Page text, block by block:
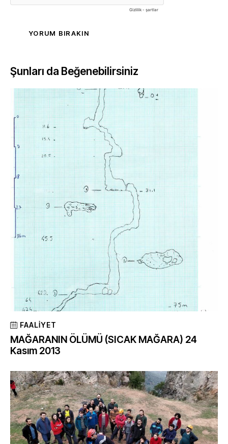
Şunları da Beğenebilirsiniz
FAALIYET
MAĞARANIN ÖLÜMÜ (SICAK MAĞARA) 24
Kasım 2013